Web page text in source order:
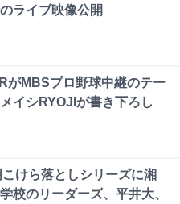
ライブ映像公開
がMBSプロ野球中継のテー
イシRYOJIが書き下ろし
けら落としシリーズに湘
校のリーダーズ、平井大、